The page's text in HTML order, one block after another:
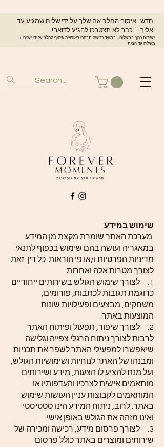
חדש! איסוף החלב אם שלך על ידי שליח שמגיע עד
אליך! - כבר לא תצטרכו להגיע לדואר!
*שירות כרוך בתשלום - במועד רכישה תבחרו באופציה איסוף החלב על ידי שליח +
משלוח עד הבית
שימוש במידע
מערכת האתר שומרת מקצת מן המידע
במאגריה ועושה בהם שימוש בכפוף לתנאי
מדיניות הפרטיות ו/או פי הוראות כל דין. זאת
לצורך מטרות אלה ואחרות:
1. לצורך שימוש הגולש בשירותים ייחודיים
כדוגמת תגובות לכתבות, פורומים,
משחקים, מבצעים ופעילויות שונות
המוצעות באתר.
2. לצורך שיפור, תפעול ופיתוח האתר
לרבות לצורך ניתוח הרגלי צפייה וגלישה
שיאפשרו למפעילי האתר לשפר את תכניות
ומבנהו של האתר לנוחיות ושימושיות הגולש,
ועל מנת להציע לו הצעות, מידע ושירותים
מותאמים אישית לצרכיו והעדפותיו או
המותאמים לקבוצות עניין העושות שימוש
באתר. לרוב, ניתוח המידע הינו סטטיסטי
ואינו מזהה את הגולש באופן אישי.
3. לצורך פרסום מידע, רכישה ומכירה של
שירותים ומוצרים באתר כולל פרסום